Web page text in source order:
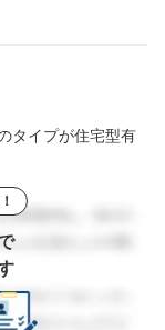
タイプが住宅型有